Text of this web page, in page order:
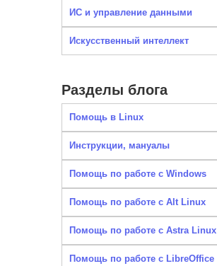
ИС и управление данными
Искусственный интеллект
Разделы блога
Помощь в Linux
Инструкции, мануалы
Помощь по работе с Windows
Помощь по работе с Alt Linux
Помощь по работе с Astra Linux
Помощь по работе с LibreOffice